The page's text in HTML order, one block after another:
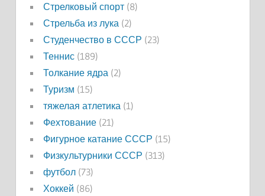
Стрелковый спорт(8)
Стрельба из лука(2)
Студенчество в СССР (23)
Теннис(189)
Толкание ядра(2)
Туризм (15)
тяжелая атлетика(1)
Фехтование(21)
Фигурное катание СССР (15)
Физкультурники СССР (313)
футбол(73)
Хоккей (86)